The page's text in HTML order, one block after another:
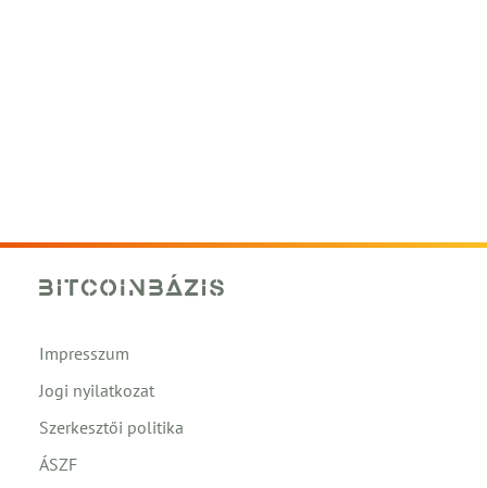
Impresszum
Jogi nyilatkozat
Szerkesztői politika
ÁSZF